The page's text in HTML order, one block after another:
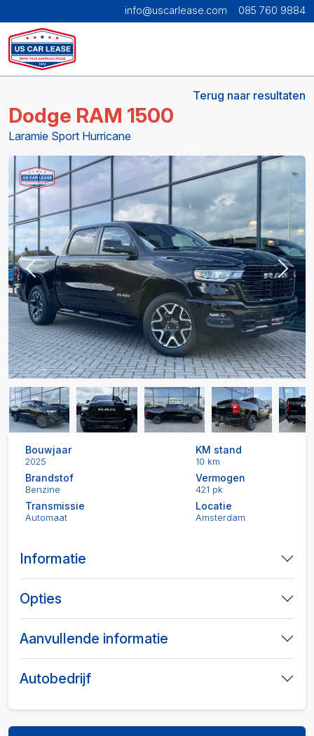
info@uscarlease.com 085 760 9884
Terug naar resultaten
Dodge RAM 1500
Laramie Sport Hurricane
Previous Next
Bouwjaar
2025
KM stand
10 km
Brandstof
Benzine
Vermogen
421 pk
Transmissie
Automaat
Locatie
Amsterdam
Informatie
Opties
Aanvullende informatie
Autobedrijf